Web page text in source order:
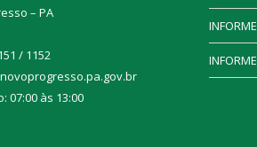
– PA
/ 1152
07:00 às 13:00
INFORME
INFORME